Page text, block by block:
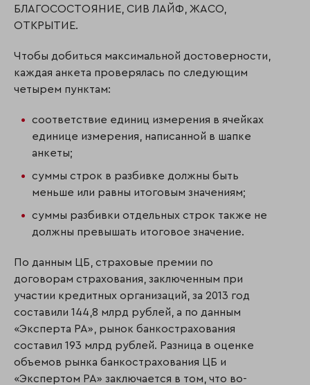
БЛАГОСОСТОЯНИЕ, СИВ ЛАЙФ, ЖАСО,
ОТКРЫТИЕ.
Чтобы добиться максимальной достоверности,
каждая анкета проверялась по следующим
четырем пунктам:
соответствие единиц измерения в ячейках
единице измерения, написанной в шапке
анкеты;
суммы строк в разбивке должны быть
меньше или равны итоговым значениям;
суммы разбивки отдельных строк также не
должны превышать итоговое значение.
По данным ЦБ, страховые премии по
договорам страхования, заключенным при
участии кредитных организаций, за 2013 год
составили 144,8 млрд рублей, а по данным
«Эксперта РА», рынок банкострахования
составил 193 млрд рублей. Разница в оценке
объемов рынка банкострахования ЦБ и
«Экспертом РА» заключается в том, что во-